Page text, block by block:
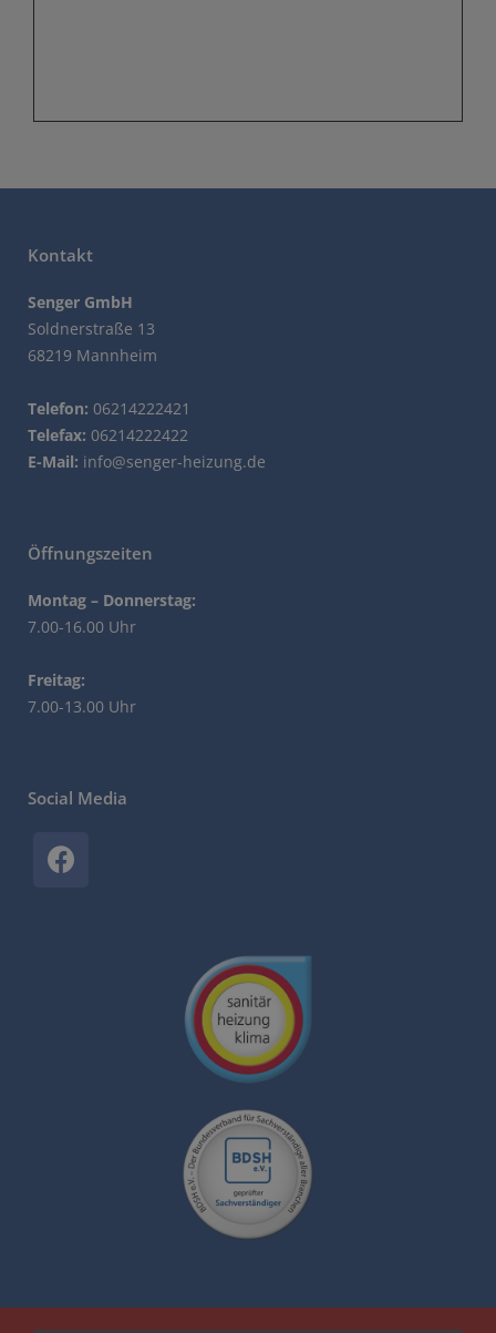
Kontakt
Senger GmbH
Soldnerstraße 13
68219 Mannheim
Telefon: 06214222421
Telefax: 06214222422
E-Mail: info@senger-heizung.de
Öffnungszeiten
Montag – Donnerstag:
7.00-16.00 Uhr
Freitag:
7.00-13.00 Uhr
Social Media